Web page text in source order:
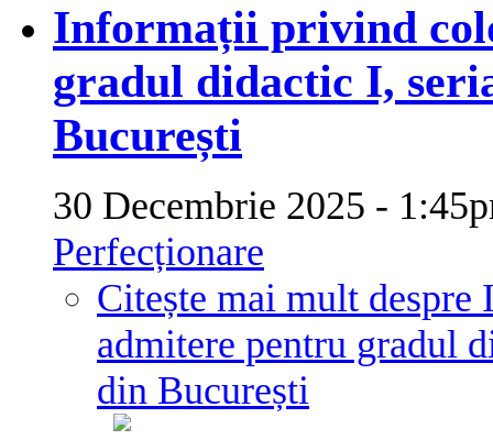
Informații privind
gradul didactic I,
București
30 Decembrie 2025 -
Perfecționare
Citește mai mult
admitere pentru gradul
din București